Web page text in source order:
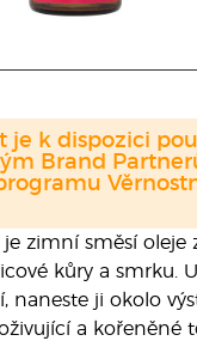
zimní směsí oleje
kůry a smrku.
naneste ji okolo
a kořeněné
je k dispozici
Brand